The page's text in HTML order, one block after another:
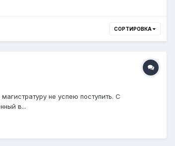
СОРТИРОВКА
не успею поступить. С
в...